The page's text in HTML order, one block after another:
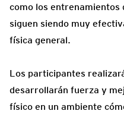
como los entrenamientos
siguen siendo muy
física general.
Los participantes
desarrollarán fuerza y
físico en un ambiente